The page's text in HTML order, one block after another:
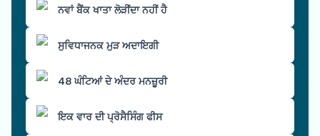
ਨਵਾਂ ਬੈਂਕ ਖਾਤਾ ਲੋੜੀਂਦਾ ਨਹੀਂ ਹੈ
ਸੁਵਿਧਾਜਨਕ ਮੁੜ ਅਦਾਇਗੀ
48 ਘੰਟਿਆਂ ਦੇ ਅੰਦਰ ਮਨਜ਼ੂਰੀ
ਇਕ ਵਾਰ ਦੀ ਪ੍ਰੋਸੈਸਿੰਗ ਫੀਸ